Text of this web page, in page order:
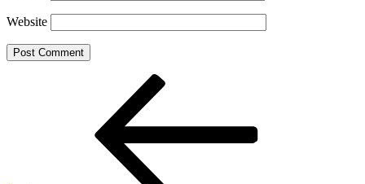
Website